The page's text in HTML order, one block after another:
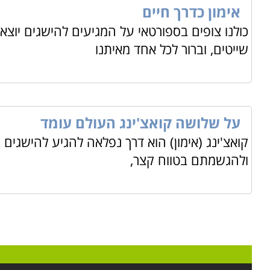
מה לומדים
מושגים פיננסים בסייסים המהווים חלק בלתי נפרד מ
אינטרנטי, תוך קבלת ידע כיצד להשיג יעדים ותוצאות
קורסים נוספים בקטגוריית הנחייה, ייעוץ וקואצ'ינג:קורס
ואבחון. מומלץ לעבור על הרשימה המלאה, למצוא את
אימון כדרך חיים
כולנו צופים בספורטאי על המגיעים להישגים
שייטים, וברור לכל אחד מאיתנו
על שלושה קואצ'ינג העולם עומד
קואצ'ינג (אימון) הוא דרך נפלאה להגיע
ולהגשמתם בטווח קצר,